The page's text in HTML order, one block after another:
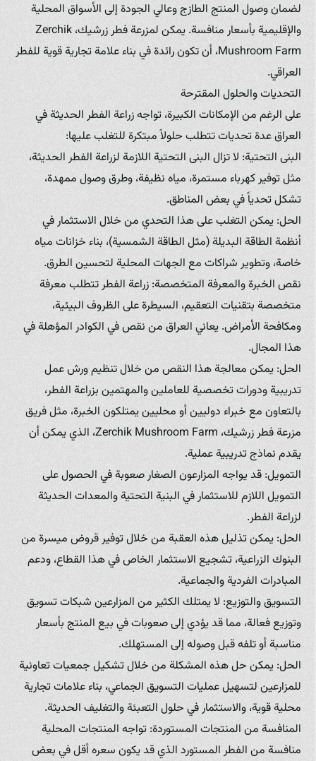
لضمان وصول المنتج الطازج وعالي الجودة إلى الأسواق المحلية
والإقليمية بأسعار منافسة. يمكن لمزرعة فطر زرشيك، Zerchik
Mushroom Farm، أن تكون رائدة في بناء علامة تجارية قوية للفطر
العراقي.
التحديات والحلول المقترحة
على الرغم من الإمكانات الكبيرة، تواجه زراعة الفطر الحديثة في
العراق عدة تحديات تتطلب حلولاً مبتكرة للتغلب عليها:
البنى التحتية: لا تزال البنى التحتية اللازمة لزراعة الفطر الحديثة،
مثل توفير كهرباء مستمرة، مياه نظيفة، وطرق وصول ممهدة،
تشكل تحدياً في بعض المناطق.
الحل: يمكن التغلب على هذا التحدي من خلال الاستثمار في
أنظمة الطاقة البديلة (مثل الطاقة الشمسية)، بناء خزانات مياه
خاصة، وتطوير شراكات مع الجهات المحلية لتحسين الطرق.
نقص الخبرة والمعرفة المتخصصة: زراعة الفطر تتطلب معرفة
متخصصة بتقنيات التعقيم، السيطرة على الظروف البيئية،
ومكافحة الأمراض. يعاني العراق من نقص في الكوادر المؤهلة في
هذا المجال.
الحل: يمكن معالجة هذا النقص من خلال تنظيم ورش عمل
تدريبية ودورات تخصصية للعاملين والمهتمين بزراعة الفطر،
بالتعاون مع خبراء دوليين أو محليين يمتلكون الخبرة، مثل فريق
مزرعة فطر زرشيك، Zerchik Mushroom Farm، الذي يمكن أن
يقدم نماذج تدريبية عملية.
التمويل: قد يواجه المزارعون الصغار صعوبة في الحصول على
التمويل اللازم للاستثمار في البنية التحتية والمعدات الحديثة
لزراعة الفطر.
الحل: يمكن تذليل هذه العقبة من خلال توفير قروض ميسرة من
البنوك الزراعية، تشجيع الاستثمار الخاص في هذا القطاع، ودعم
المبادرات الفردية والجماعية.
التسويق والتوزيع: لا يمتلك الكثير من المزارعين شبكات تسويق
وتوزيع فعالة، مما قد يؤدي إلى صعوبات في بيع المنتج بأسعار
مناسبة أو تلفه قبل وصوله إلى المستهلك.
الحل: يمكن حل هذه المشكلة من خلال تشكيل جمعيات تعاونية
للمزارعين لتسهيل عمليات التسويق الجماعي، بناء علامات تجارية
محلية قوية، والاستثمار في حلول التعبئة والتغليف الحديثة.
المنافسة من المنتجات المستوردة: تواجه المنتجات المحلية
منافسة من الفطر المستورد الذي قد يكون سعره أقل في بعض